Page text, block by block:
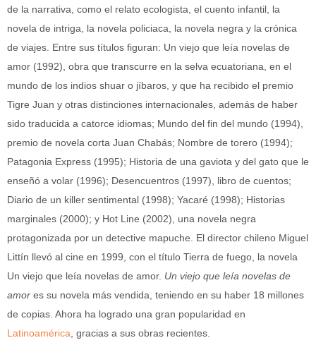
de la narrativa, como el relato ecologista, el cuento infantil, la
novela de intriga, la novela policiaca, la novela negra y la crónica
de viajes. Entre sus títulos figuran: Un viejo que leía novelas de
amor (1992), obra que transcurre en la selva ecuatoriana, en el
mundo de los indios shuar o jíbaros, y que ha recibido el premio
Tigre Juan y otras distinciones internacionales, además de haber
sido traducida a catorce idiomas; Mundo del fin del mundo (1994),
premio de novela corta Juan Chabás; Nombre de torero (1994);
Patagonia Express (1995); Historia de una gaviota y del gato que le
enseñó a volar (1996); Desencuentros (1997), libro de cuentos;
Diario de un killer sentimental (1998); Yacaré (1998); Historias
marginales (2000); y Hot Line (2002), una novela negra
protagonizada por un detective mapuche. El director chileno Miguel
Littín llevó al cine en 1999, con el título Tierra de fuego, la novela
Un viejo que leía novelas de amor. Un viejo que leía novelas de
amor es su novela más vendida, teniendo en su haber 18 millones
de copias. Ahora ha logrado una gran popularidad en
Latinoamérica , gracias a sus obras recientes.